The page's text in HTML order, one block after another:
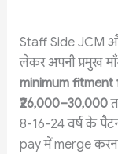
Staff Side JCM
लेकर अपनी प्रमुख
minimum
₹26,000–30,000
8-16-24 वर्ष के
pay में merge